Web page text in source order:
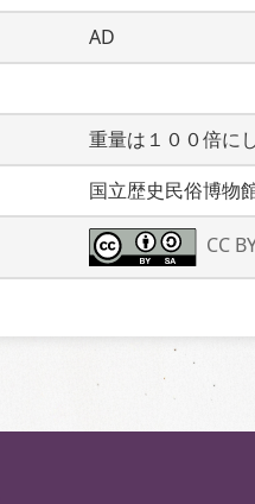
AD
重量は１００倍に
国立歴史民俗博物
CC